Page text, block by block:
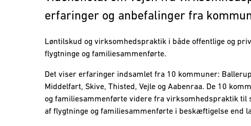
erfaringer og anbefalinger fra
Løntilskud og virksomhedspraktik i både offentlige og
flygtninge og familiesammenførte.
Det viser erfaringer indsamlet fra 10 kommuner:
Middelfart, Skive, Thisted, Vejle og Aabenraa. De 10
og familiesammenførte videre fra virksomhedspraktik til
af flygtninge og familiesammenførte i beskæftigelse end